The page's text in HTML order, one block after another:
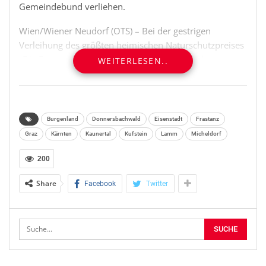
Gemeindebund verliehen.
Wien/Wiener Neudorf (OTS) – Bei der gestrigen
Verleihung des größten heimischen Naturschutzpreises
„Die Brennnessel“ durch die Stiftung Blühendes
Österreich – REWE International gemeinnützige
Privatstiftung in Kooperation mit ADEG und dem
Who der österreichischen Biodiversitäts-,
Landwirtschafts- sowie Natur- und
Dass in Sachen Naturschutz gemeinsam mehr
vorangetrieben werden kann, zeigte sich gestern Abend
der Verleihung des Naturschutzpreises „Die
Brennnessel“: Sektorenübergreifend feierten Seite an
WEITERLESEN..
Burgenland Donnersbachwald Eisenstadt Frastanz
Graz Kärnten Kaunertal Kufstein Lamm Micheldorf
200
Share Facebook Twitter